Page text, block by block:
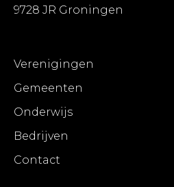
9728 JR Groningen
Verenigingen
Gemeenten
Onderwijs
Bedrijven
Contact